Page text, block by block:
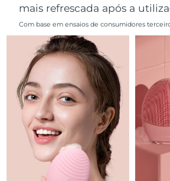
mais refrescada após a
Com base em ensaios de consumidores
Portugal
Porto Rico
Catar
Reunião
Romênia
Rússia
Arábia Saudita